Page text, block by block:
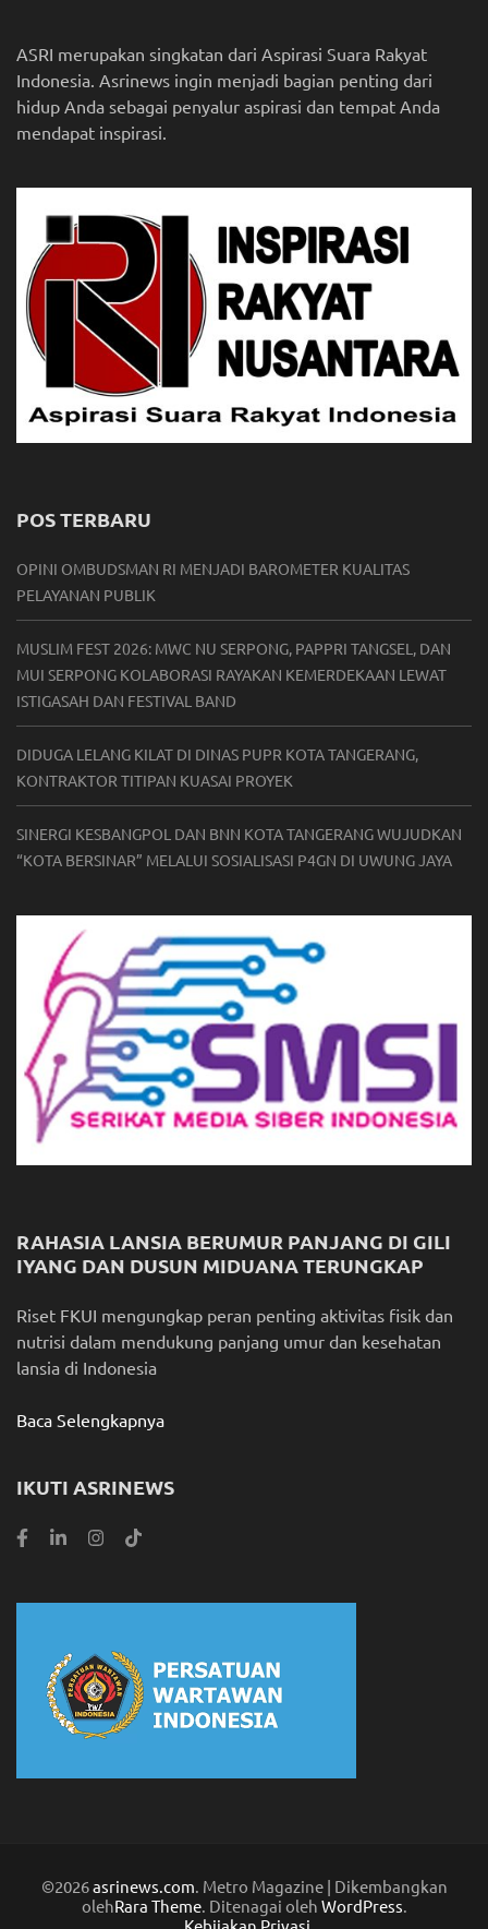
ASRI merupakan singkatan dari Aspirasi Suara Rakyat
Indonesia. Asrinews ingin menjadi bagian penting dari
hidup Anda sebagai penyalur aspirasi dan tempat Anda
mendapat inspirasi.
POS TERBARU
OPINI OMBUDSMAN RI MENJADI BAROMETER KUALITAS
PELAYANAN PUBLIK
MUSLIM FEST 2026: MWC NU SERPONG, PAPPRI TANGSEL, DAN
MUI SERPONG KOLABORASI RAYAKAN KEMERDEKAAN LEWAT
ISTIGASAH DAN FESTIVAL BAND
DIDUGA LELANG KILAT DI DINAS PUPR KOTA TANGERANG,
KONTRAKTOR TITIPAN KUASAI PROYEK
SINERGI KESBANGPOL DAN BNN KOTA TANGERANG WUJUDKAN
“KOTA BERSINAR” MELALUI SOSIALISASI P4GN DI UWUNG JAYA
RAHASIA LANSIA BERUMUR PANJANG DI GILI
IYANG DAN DUSUN MIDUANA TERUNGKAP
Riset FKUI mengungkap peran penting aktivitas fisik dan
nutrisi dalam mendukung panjang umur dan kesehatan
lansia di Indonesia
Baca Selengkapnya
IKUTI ASRINEWS
©2026asrinews.com. Metro Magazine | Dikembangkan
olehRara Theme. Ditenagai oleh WordPress.